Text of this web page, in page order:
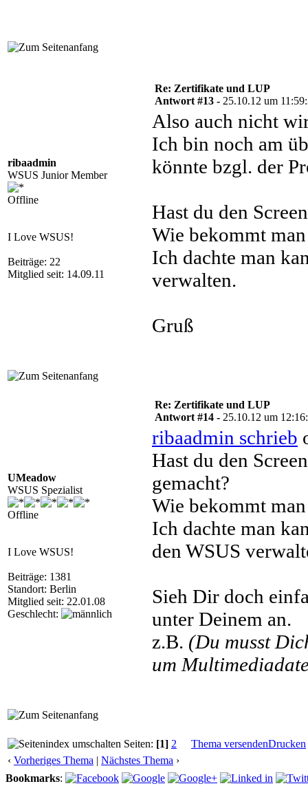
ribaadmin
WSUS Junior Member
Offline
I Love WSUS!
Beiträge: 22
Mitglied seit: 14.09.11
Re: Zertifikate und LUP
Antwort #13 - 25.10.12 um
Also auch nicht
Ich bin noch am
könnte bzgl. der
Hast du den
Wie bekommt
Ich dachte man
verwalten.
Gruß
UMeadow
WSUS Spezialist
Offline
I Love WSUS!
Beiträge: 1381
Standort: Berlin
Mitglied seit: 22.01.08
Geschlecht:
Re: Zertifikate und LUP
Antwort #14 - 25.10.12 um
ribaadmin schrieb
Hast du den
gemacht?
Wie bekommt
Ich dachte man
den WSUS
Sieh Dir doch
unter Deinem an.
z.B. (Du musst
um
Seiten: [1] 2 Thema versendenDrucken
‹ Vorheriges Thema | Nächstes Thema ›
Bookmarks: